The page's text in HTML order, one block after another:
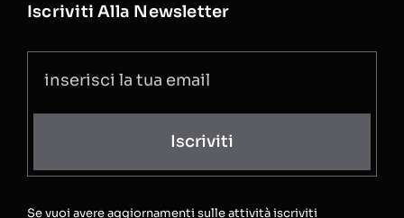
Iscriviti Alla Newsletter
Iscriviti
Se vuoi avere aggiornamenti sulle attività iscriviti